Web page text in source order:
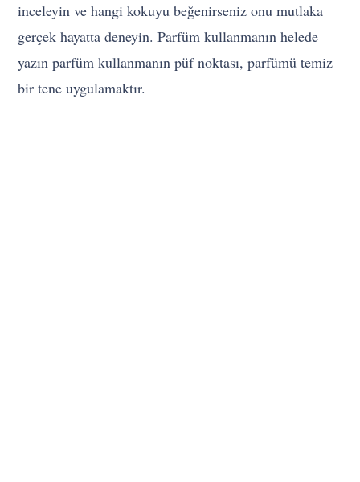
inceleyin ve hangi kokuyu beğenirseniz onu mutlaka
gerçek hayatta deneyin. Parfüm kullanmanın helede
yazın parfüm kullanmanın püf noktası, parfümü temiz
bir tene uygulamaktır.